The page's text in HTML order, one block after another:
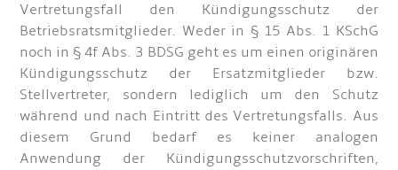
Vertretungsfall den Kündigungsschutz der
Betriebsratsmitglieder. Weder in § 15 Abs. 1 KSchG
noch in § 4f Abs. 3 BDSG geht es um einen originären
Kündigungsschutz der Ersatzmitglieder bzw.
Stellvertreter, sondern lediglich um den Schutz
während und nach Eintritt des Vertretungsfalls. Aus
diesem Grund bedarf es keiner analogen
Anwendung der Kündigungsschutzvorschriften,